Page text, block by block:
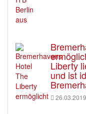
Liberty
und ist
26.03.2019